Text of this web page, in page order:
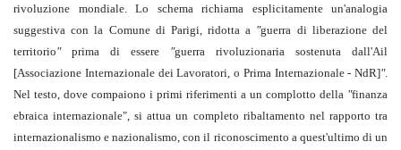
rivoluzione mondiale. Lo schema richiama esplicitamente un'analogia
suggestiva con la Comune di Parigi, ridotta a "guerra di liberazione del
territorio" prima di essere "guerra rivoluzionaria sostenuta dall'Ail
[Associazione Internazionale dei Lavoratori, o Prima Internazionale - NdR]".
Nel testo, dove compaiono i primi riferimenti a un complotto della "finanza
ebraica internazionale", si attua un completo ribaltamento nel rapporto tra
internazionalismo e nazionalismo, con il riconoscimento a quest'ultimo di un